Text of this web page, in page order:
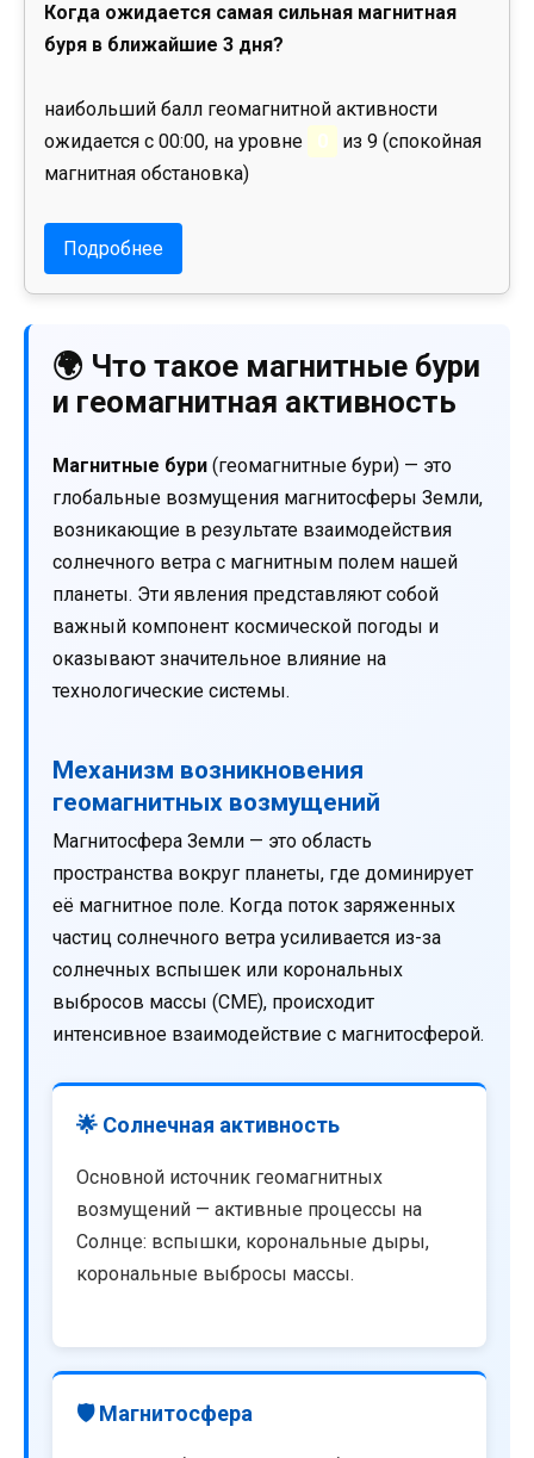
Когда ожидается самая сильная магнитная
буря в ближайшие 3 дня?
наибольший балл геомагнитной активности
ожидается с 00:00, на уровне
0
из 9 (спокойная
магнитная обстановка)
Подробнее
🌍 Что такое магнитные бури
и геомагнитная активность
Магнитные бури (геомагнитные бури) — это
глобальные возмущения магнитосферы Земли,
возникающие в результате взаимодействия
солнечного ветра с магнитным полем нашей
планеты. Эти явления представляют собой
важный компонент космической погоды и
оказывают значительное влияние на
технологические системы.
Механизм возникновения
геомагнитных возмущений
Магнитосфера Земли — это область
пространства вокруг планеты, где доминирует
её магнитное поле. Когда поток заряженных
частиц солнечного ветра усиливается из-за
солнечных вспышек или корональных
выбросов массы (CME), происходит
интенсивное взаимодействие с магнитосферой.
🌟 Солнечная активность
Основной источник геомагнитных
возмущений — активные процессы на
Солнце: вспышки, корональные дыры,
корональные выбросы массы.
🛡️ Магнитосфера